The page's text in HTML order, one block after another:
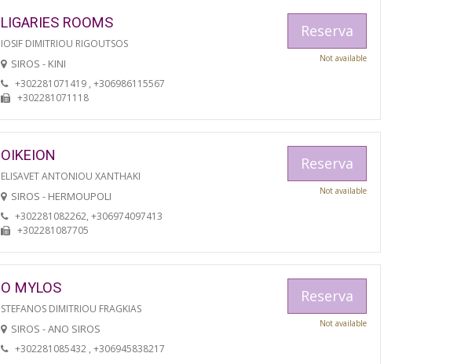
LIGARIES ROOMS
IOSIF DIMITRIOU RIGOUTSOS
SIROS - KINI
+302281071419 , +306986115567
+302281071118
Reserva
Not available
OIKEION
ELISAVET ANTONIOU XANTHAKI
SIROS - HERMOUPOLI
+302281082262, +306974097413
+302281087705
Reserva
Not available
O MYLOS
STEFANOS DIMITRIOU FRAGKIAS
SIROS - ANO SIROS
+302281085432 , +306945838217
Reserva
Not available